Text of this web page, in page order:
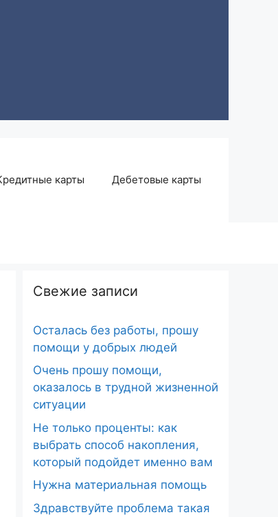
карты Дебетовые карты
Свежие записи
Осталась без работы, прошу
помощи у добрых людей
Очень прошу помощи,
оказалось в трудной жизненной
ситуации
Не только проценты: как
выбрать способ накопления,
который подойдет именно вам
Нужна материальная помощь
Здравствуйте проблема такая